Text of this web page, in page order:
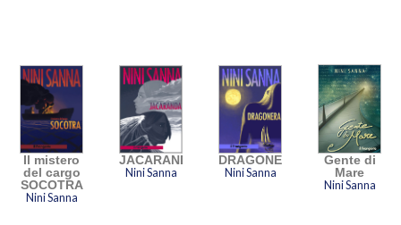
Segui Nini:
Il mistero
del cargo
SOCOTRA
Nini Sanna
JACARANDA
Nini Sanna
DRAGONERA
Nini Sanna
Gente di
Mare
Nini Sanna